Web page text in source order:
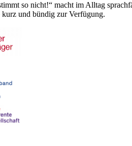
so nicht!“ macht im Alltag
kurz und bündig zur Verfügung.